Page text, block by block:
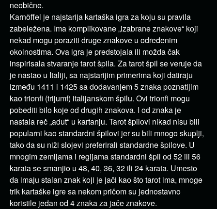
neobične.
Karnöffel je najstarija kartaška igra za koju su pravila
zabeležena. Ima komplikovane „izabrane znakove“ koji
nekad mogu poraziti druge znakove u određenim
okolnostima. Ova igra je predstojala ili možda čak
inspirisala stvaranje tarot špila. Za tarot špil se veruje da
je nastao u Italiji, sa najstarijim primerima koji datiraju
između 1411 i 1425 sa dodavanjem 5 znaka poznatijim
kao trionfi (trijumf) italijanskom špilu. Ovi trionfi mogu
pobediti bilo koje od drugih znakova. I od znaka je
nastala reč „adut“ u kartanju. Tarot špilovi nikad nisu bili
popularni kao standardni špilovi jer su bili mnogo skuplji,
tako da su niži slojevi preferirali standardne špilove. U
mnogim zemljama i regijama standardni špil od 52 ili 56
karata se smanjio u 48, 40, 36, 32 ili 24 karata. Umesto
da imaju stalan znak koji je jači kao što tarot ima, mnoge
trik kartaške igre sa nekom pričom su jednostavno
koristile jedan od 4 znaka za jače znakove.